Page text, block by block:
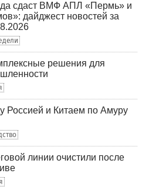
сдаст ВМФ АПЛ «Пермь» и
дайджест новостей за
решения для
Россией и Китаем по Амуру
линии очистили после